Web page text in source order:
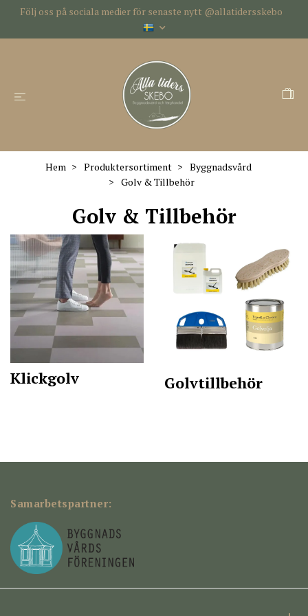
Följ oss på sociala medier för senaste nytt @allatidersskebo
Hem Produktersortiment
Byggnadsvård
Golv & Tillbehör
Golv & Tillbehör
Klickgolv Golvtillbehör
Samarbetspartner: